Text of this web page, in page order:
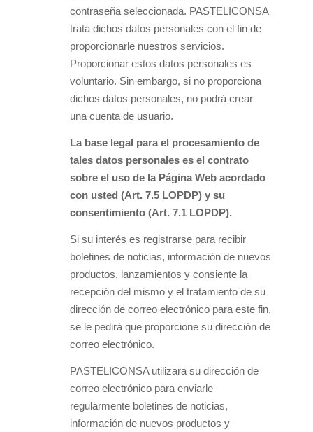
contraseña seleccionada. PASTELICONSA
trata dichos datos personales con el fin de
proporcionarle nuestros servicios.
Proporcionar estos datos personales es
voluntario. Sin embargo, si no proporciona
dichos datos personales, no podrá crear
una cuenta de usuario.
La base legal para el procesamiento de
tales datos personales es el contrato
sobre el uso de la Página Web acordado
con usted (Art. 7.5 LOPDP) y su
consentimiento (Art. 7.1 LOPDP).
Si su interés es registrarse para recibir
boletines de noticias, información de nuevos
productos, lanzamientos y consiente la
recepción del mismo y el tratamiento de su
dirección de correo electrónico para este fin,
se le pedirá que proporcione su dirección de
correo electrónico.
PASTELICONSA utilizara su dirección de
correo electrónico para enviarle
regularmente boletines de noticias,
información de nuevos productos y